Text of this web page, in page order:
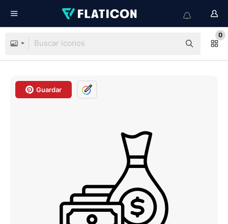
0
Guardar